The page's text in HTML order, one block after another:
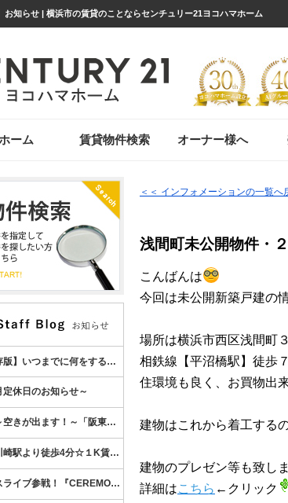
知らせ | 横浜市の賃貸のことならセンチュリー21ヨコハマホーム
ーム 賃貸物件検索 オーナー様へ
＜＜ インフォメーションの一覧へ
浅間町未公開物件・
こんばんは
今回は未公開新築戸建の
場所は横浜市西区浅間町
相鉄線【平沼橋駅】徒歩
住環境も良く、お買物出
建物はこれから着工する
建物のプレゼン等も致し
詳細はこちら ←クリック